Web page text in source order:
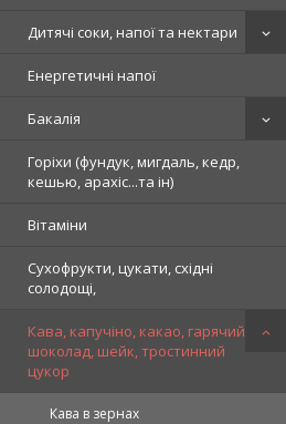
Дитячі соки, напої та нектари
Енергетичні напої
Бакалія
Горіхи (фундук, мигдаль, кедр,
кешью, арахіс...та ін)
Вітаміни
Сухофрукти, цукати, східні
солодощі,
Кава, капучіно, какао, гарячий
шоколад, шейк, тростинний
цукор
Кава в зернах